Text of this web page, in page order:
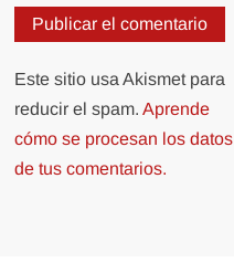
Este sitio usa Akismet para
reducir el spam.Aprende
cómo se procesan los datos
de tus comentarios.